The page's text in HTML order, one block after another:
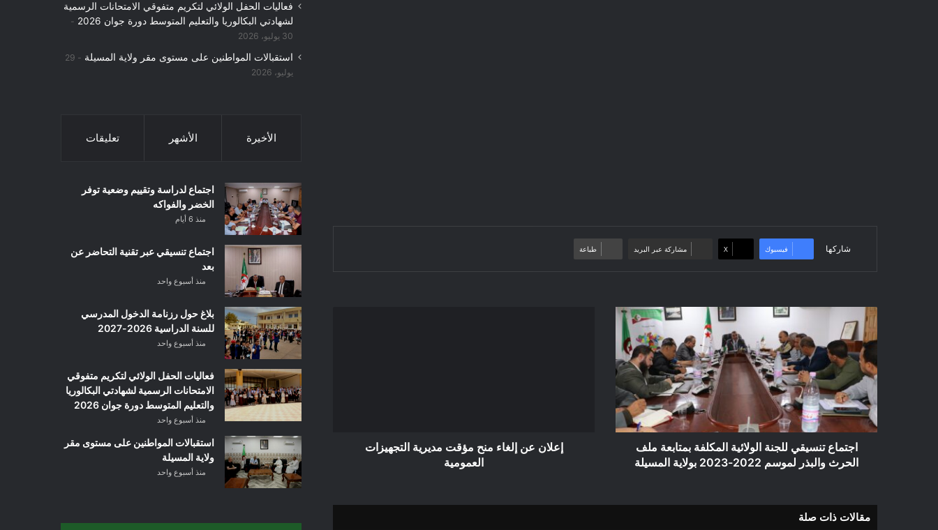
شاركها فيسبوك ‫X مشاركة عبر البريد طباعة
اجتماع
تنسيقي
للجنة
الولائية
المكلفة
بمتابعة
ملف
الحرث
والبذر
لموسم
2022-
المسيلة
اجتماع تنسيقي للجنة الولائية المكلفة بمتابعة ملف
الحرث والبذر لموسم 2022-2023 بولاية المسيلة
إعلان عن إلغاء منح مؤقت مديرية التجهيزات
العمومية
مقالات ذات صلة
فعاليات الحفل الولائي لتكريم متفوقي الامتحانات الرسمية
لشهادتي البكالوريا والتعليم المتوسط دورة جوان 2026
30 يوليو، 2026
استقبالات المواطنين على مستوى مقر ولاية المسيلة
29
يوليو، 2026
الأخيرة الأشهر تعليقات
اجتماع لدراسة وتقييم وضعية توفر
الخضر والفواكه
منذ 6 أيام
اجتماع تنسيقي عبر تقنية التحاضر عن
بعد
منذ أسبوع واحد
بلاغ حول رزنامة الدخول المدرسي
للسنة الدراسية 2026-2027
منذ أسبوع واحد
فعاليات الحفل الولائي لتكريم متفوقي
الامتحانات الرسمية لشهادتي البكالوريا
والتعليم المتوسط دورة جوان 2026
منذ أسبوع واحد
استقبالات المواطنين على مستوى مقر
ولاية المسيلة
منذ أسبوع واحد